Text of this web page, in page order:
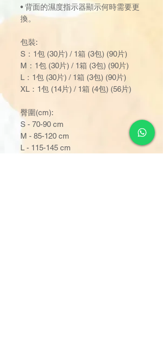
• 背面的濕度指示器顯示何時需要更
換。
包裝:
S：1包 (30片) / 1箱 (3包) (90片)
M：1包 (30片) / 1箱 (3包) (90片)
L：1包 (30片) / 1箱 (3包) (90片)
XL：1包 (14片) / 1箱 (4包) (56片)
臀圍(cm):
S - 70-90 cm
M - 85-120 cm
L - 115-145 cm